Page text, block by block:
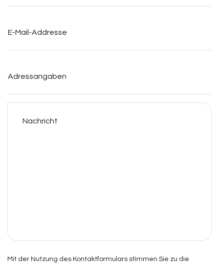
Addresse *
Mit der Nutzung des Kontaktformulars stimmen Sie zu die